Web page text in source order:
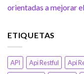
orientadas a mejorar
ETIQUETAS
API Api Restful Api